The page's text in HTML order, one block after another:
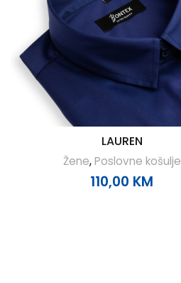
LAUREN
Žene,Poslovne košulje
110,00 KM